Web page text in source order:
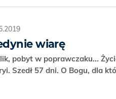
wiarę
pobyt w poprawczaku...
Szedł 57 dni. O Bogu, dla